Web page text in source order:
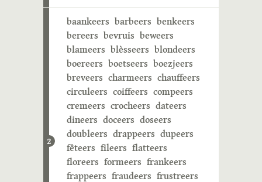
2
baankeers barbeers benkeers
bereers bevruis beweers
blameers blèsseers blondeers
boereers boetseers boezjeers
breveers charmeers chauffeers
circuleers coiffeers compeers
cremeers crocheers dateers
dineers doceers doseers
doubleers drappeers dupeers
fêteers fileers flatteers
floreers formeers frankeers
frappeers fraudeers frustreers